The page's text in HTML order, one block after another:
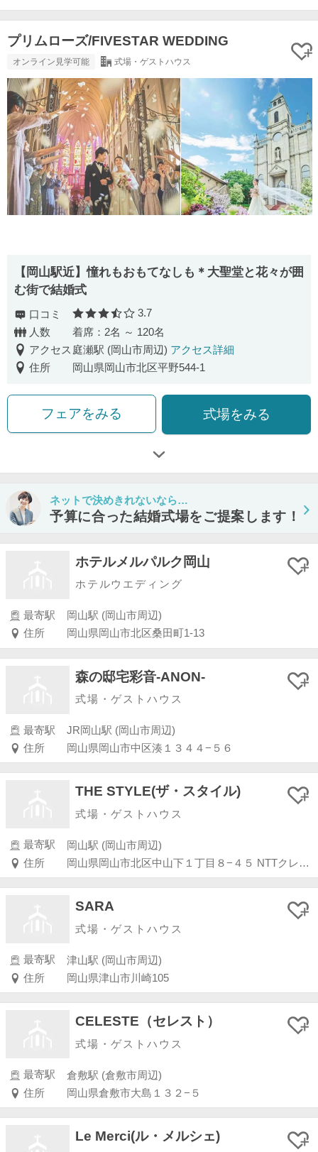
プリムローズ/FIVESTAR WEDDING
オンライン見学可能 式場・ゲストハウス
【岡山駅近】憧れもおもてなしも＊大聖堂と花々が囲
む街で結婚式
口コミ 口コミ評価
3.7
人数
着席：2名 ～ 120名
アクセス 庭瀬駅 (岡山市周辺) アクセス詳細
住所
岡山県岡山市北区平野544-1
フェアをみる 式場をみる
ネットで決めきれないなら…
予算に合った結婚式場をご提案します！
ホテルメルパルク岡山
ホテルウエディング
最寄駅
岡山駅 (岡山市周辺)
住所
岡山県岡山市北区桑田町1-13
森の邸宅彩音-ANON-
式場・ゲストハウス
最寄駅
JR岡山駅 (岡山市周辺)
住所
岡山県岡山市中区湊１３４４−５６
THE STYLE(ザ・スタイル)
式場・ゲストハウス
最寄駅
岡山駅 (岡山市周辺)
住所
岡山県岡山市北区中山下１丁目８−４５ NTTクレド岡山 20階・21階
SARA
式場・ゲストハウス
最寄駅
津山駅 (岡山市周辺)
住所
岡山県津山市川崎105
CELESTE（セレスト）
式場・ゲストハウス
最寄駅
倉敷駅 (倉敷市周辺)
住所
岡山県倉敷市大島１３２−５
Le Merci(ル・メルシェ)